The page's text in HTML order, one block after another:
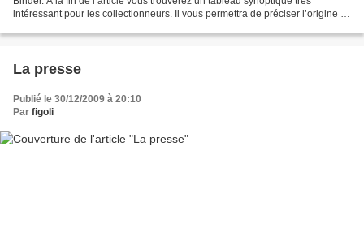
intéressant pour les collectionneurs. Il vous permettra de préciser l’origine et
La presse
Publié le 30/12/2009 à 20:10
Par figoli